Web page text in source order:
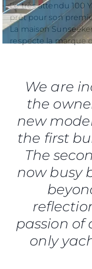
Le très attendu 100
prêt pour son
La maison
respecte la marque
We are
the
new
the first
The
now busy
passion of
only